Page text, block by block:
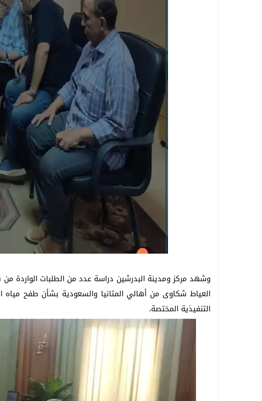
وشهد مركز ومدينة البدرشين دراسة عدد من الطلبات الواردة من
العياط شكاوى من أهالي المتانيا والسعودية بشأن طفح مياه
التنفيذية المختصة.